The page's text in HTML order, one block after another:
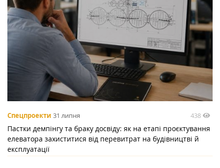
Спецпроекти 31 липня 438
Пастки демпінгу та браку досвіду: як на етапі проєктування
елеватора захиститися від перевитрат на будівництві й
експлуатації